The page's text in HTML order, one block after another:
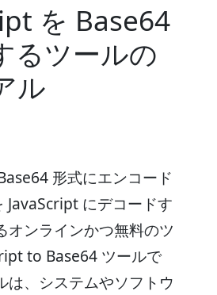
を Base64
るツールの
ル
形式にエンコード
JavaScript にデコードす
オンラインかつ無料のツ
to Base64 ツールで
は、システムやソフトウ